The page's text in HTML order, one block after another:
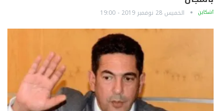
آشكاين الخميس 28 نوفمبر 2019 - 19:00